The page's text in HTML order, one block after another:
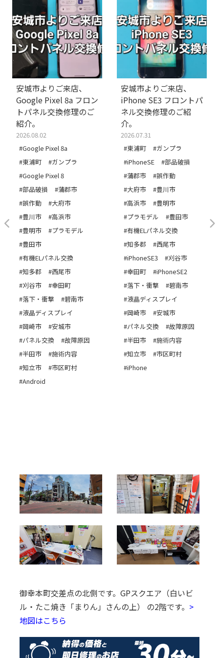
安城市よりご来店、
Google Pixel 8a フロン
トパネル交換修理のご
紹介。
2026.08.02
#Google Pixel 8a
#東浦町
#ガンプラ
#Google Pixel 8
#部品破損
#蒲郡市
#誤作動
#大府市
#豊川市
#高浜市
#豊明市
#プラモデル
#豊田市
#有機ELパネル交換
#知多郡
#西尾市
#刈谷市
#幸田町
#落下・衝撃
#碧南市
#液晶ディスプレイ
#岡崎市
#安城市
#パネル交換
#故障原因
#半田市
#施術内容
#知立市
#市区町村
#Android
安城市よりご来店、
iPhone SE3 フロントパ
ネル交換修理のご紹
介。
2026.07.31
#東浦町
#ガンプラ
#iPhoneSE
#部品破損
#蒲郡市
#誤作動
#大府市
#豊川市
#高浜市
#豊明市
#プラモデル
#豊田市
#有機ELパネル交換
#知多郡
#西尾市
#iPhoneSE3
#刈谷市
#幸田町
#iPhoneSE2
#落下・衝撃
#碧南市
#液晶ディスプレイ
#岡崎市
#安城市
#パネル交換
#故障原因
#半田市
#施術内容
#知立市
#市区町村
#iPhone
御幸本町交差点の北側です。 GPスクエア（白いビ
ル・たこ焼き「まりん」さんの上） の2階です。 >
地図はこちら